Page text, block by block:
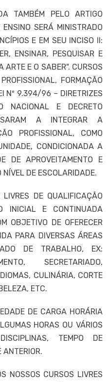
TAMBÉM PELO ARTIGO
SERÁ MINISTRADO
E EM SEU INCISO II:
ENSINAR, PESQUISAR E
ARTE E O SABER". CURSOS
FORMAÇÃO
Nº 9.394/96 – DIRETRIZES
NACIONAL E DECRETO
A INTEGRAR A
PROFISSIONAL, COMO
CONDICIONADA A
DE APROVEITAMENTO E
DE ESCOLARIDADE.
DE QUALIFICAÇÃO
INICIAL E CONTINUADA
OBJETIVO DE OFERECER
PARA DIVERSAS ÁREAS
DE TRABALHO, EX:
SECRETARIADO,
CULINÁRIA, CORTE
ETC.
DE CARGA HORÁRIA
HORAS OU VÁRIOS
TEMPO DE
ANTERIOR.
NOSSOS CURSOS LIVRES